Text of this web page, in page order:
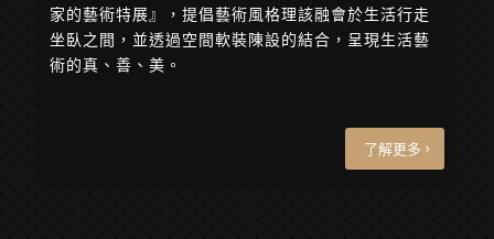
家的藝術特展』，提倡藝術風格理該融會於生活行走
坐臥之間，並透過空間軟裝陳設的結合，呈現生活藝
術的真、善、美。
了解更多